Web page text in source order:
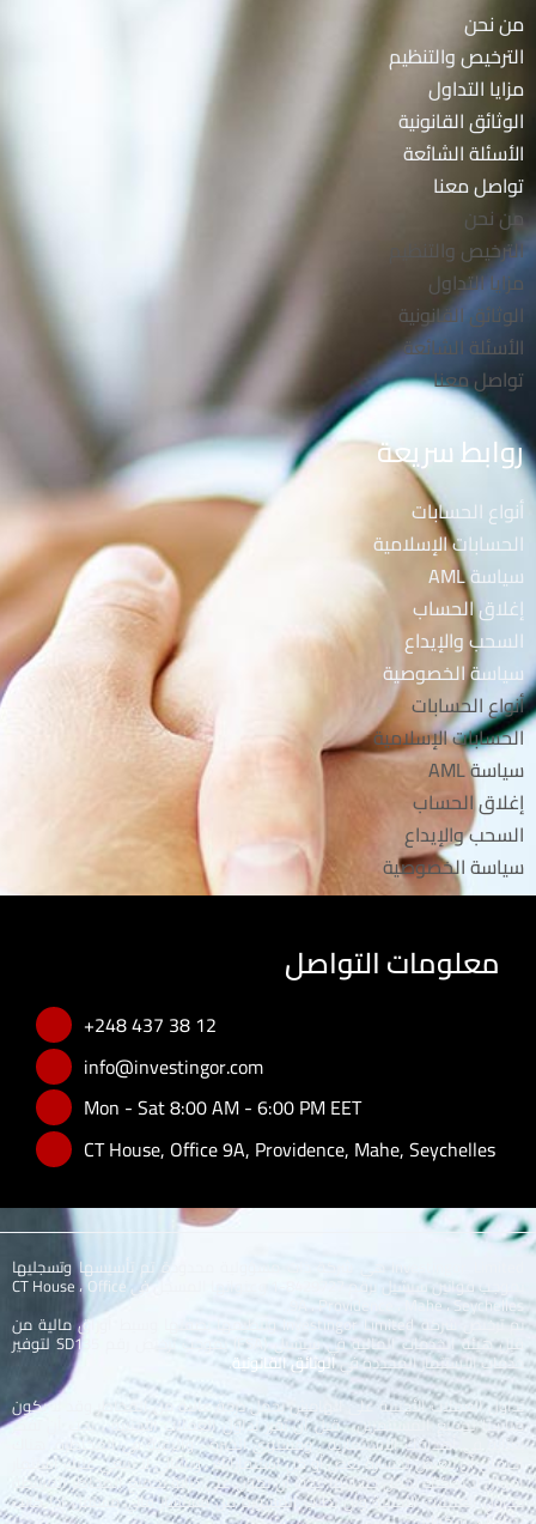
من نحن
الترخيص والتنظيم
مزايا التداول
الوثائق القانونية
الأسئلة الشائعة
تواصل معنا
من نحن
الترخيص والتنظيم
مزايا التداول
الوثائق القانونية
الأسئلة الشائعة
تواصل معنا
روابط سريعة
أنواع الحسابات
الحسابات الإسلامية
سياسة AML
إغلاق الحساب
السحب والإيداع
سياسة الخصوصية
أنواع الحسابات
الحسابات الإسلامية
سياسة AML
إغلاق الحساب
السحب والإيداع
سياسة الخصوصية
معلومات التواصل
+248 437 38 12
info@investingor.com
Mon - Sat 8:00 AM - 6:00 PM EET
CT House, Office 9A, Providence, Mahe, Seychelles
Investingor Limited هي شركة ذات مسؤولية محدودة تم تأسيسها وتسجليها
بموجب قوانين سيشيل برقم 8429727-1 وعنوانها المسجل في CT House ، Office
9A ، Providence ، Mahe ، Seychelles..
تم ترخيص شركة Investingor Limited وتنظيمها بصفتها وسيط أوراق مالية من
قبل هيئة الخدمات المالية في سيشيل (FSA) بموجب ترخيص رقم SD135 لتوفير
خدمات الاستثمار المحددة فيالوثائق القانونية.
تداول العملات الأجنبية على الهامش يحمل درجة عالية من المخاطر وقد لا يكون
مناسبًا لجميع المستثمرين. قبل أن تقرر تداول العملات الأجنبية ، يجب أن تفكر
بعناية في أهدافك الاستثمارية ، ومستوى الخبرة ، والرغبة في المخاطرة. هناك
احتمال أن تتعرض لخسارة بعض أو كل استثماراتك ، وبالتالي لا ينبغي عليك استثمار
أموال لا يمكنك تحمل خسارتها. يجب أن تكون على دراية بجميع المخاطر المرتبطة
بتداول العملات الأجنبية وأن تطلب المشورة من مستشار مالي مستقل إذا كانت